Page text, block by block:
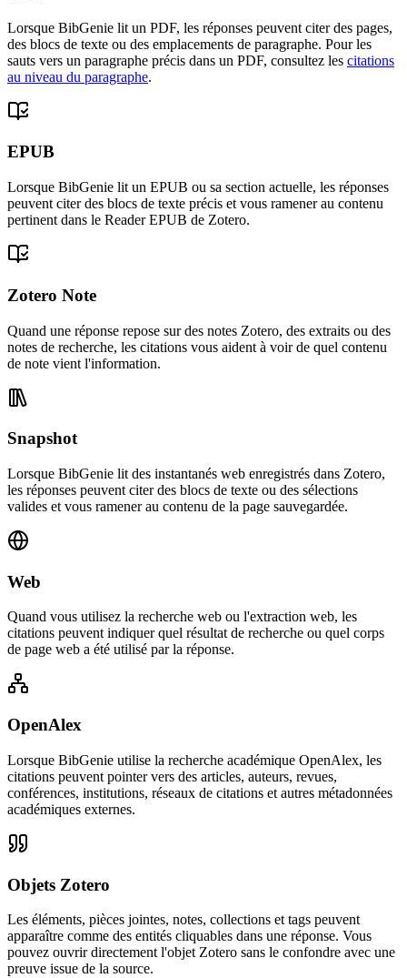
Lorsque BibGenie lit un PDF, les réponses peuvent citer des pages,
des blocs de texte ou des emplacements de paragraphe. Pour les
sauts vers un paragraphe précis dans un PDF, consultez les citations
au niveau du paragraphe.
EPUB
Lorsque BibGenie lit un EPUB ou sa section actuelle, les réponses
peuvent citer des blocs de texte précis et vous ramener au contenu
pertinent dans le Reader EPUB de Zotero.
Zotero Note
Quand une réponse repose sur des notes Zotero, des extraits ou des
notes de recherche, les citations vous aident à voir de quel contenu
de note vient l'information.
Snapshot
Lorsque BibGenie lit des instantanés web enregistrés dans Zotero,
les réponses peuvent citer des blocs de texte ou des sélections
valides et vous ramener au contenu de la page sauvegardée.
Web
Quand vous utilisez la recherche web ou l'extraction web, les
citations peuvent indiquer quel résultat de recherche ou quel corps
de page web a été utilisé par la réponse.
OpenAlex
Lorsque BibGenie utilise la recherche académique OpenAlex, les
citations peuvent pointer vers des articles, auteurs, revues,
conférences, institutions, réseaux de citations et autres métadonnées
académiques externes.
Objets Zotero
Les éléments, pièces jointes, notes, collections et tags peuvent
apparaître comme des entités cliquables dans une réponse. Vous
pouvez ouvrir directement l'objet Zotero sans le confondre avec une
preuve issue de la source.